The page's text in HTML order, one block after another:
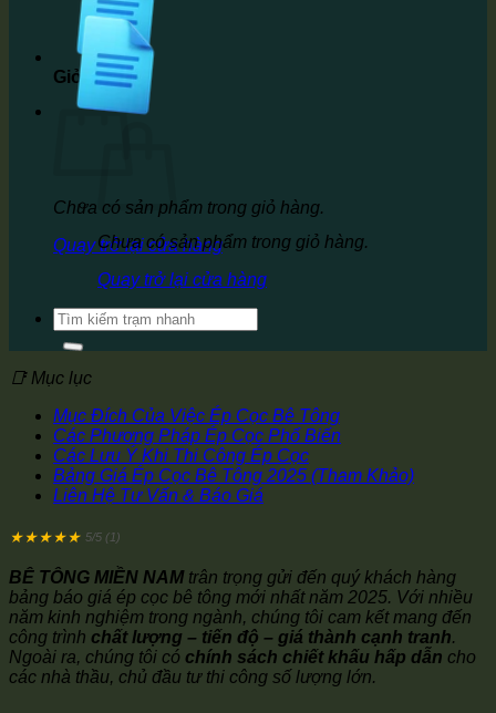
Giỏ hàng
Chưa có sản phẩm trong giỏ hàng.
Quay trở lại cửa hàng
Chưa có sản phẩm trong giỏ hàng.
Quay trở lại cửa hàng
Tìm
kiếm:
📑 Mục lục
Mục Đích Của Việc Ép Cọc Bê Tông
Các Phương Pháp Ép Cọc Phổ Biến
Các Lưu Ý Khi Thi Công Ép Cọc
Bảng Giá Ép Cọc Bê Tông 2025 (Tham Khảo)
Liên Hệ Tư Vấn & Báo Giá
★★★★★ 5/5 (1)
BÊ TÔNG MIỀN NAMtrân trọng gửi đến quý khách hàng
bảng báo giá ép cọc bê tông mới nhất năm 2025. Với nhiều
năm kinh nghiệm trong ngành, chúng tôi cam kết mang đến
công trình chất lượng – tiến độ – giá thành cạnh tranh.
Ngoài ra, chúng tôi có chính sách chiết khấu hấp dẫn cho
các nhà thầu, chủ đầu tư thi công số lượng lớn.